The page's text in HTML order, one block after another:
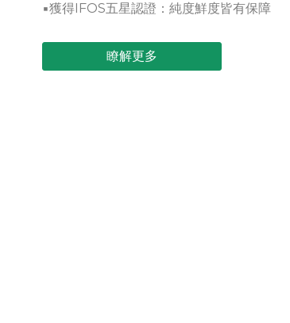
▪獲得IFOS五星認證：純度鮮度皆有保障
瞭解更多